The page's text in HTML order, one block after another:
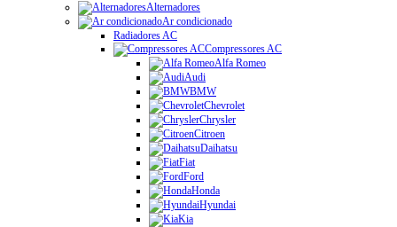
Alternadores
Ar condicionado
Radiadores AC
Compressores AC
Alfa Romeo
Audi
BMW
Chevrolet
Chrysler
Citroen
Daihatsu
Fiat
Ford
Honda
Hyundai
Kia